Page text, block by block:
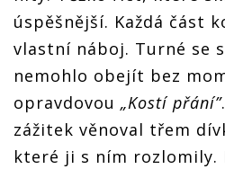
úspěšnější. Každá část
vlastní náboj. Turné se
nemohlo obejít bez
opravdovou „Kostí přání”
zážitek věnoval třem
které ji s ním rozlomily.